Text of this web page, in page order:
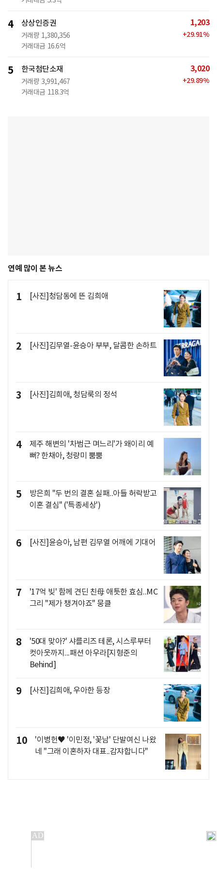
4 상상인증권
거래량 1,380,356
거래대금 16.6억
1,203
+29.91%
5 한국첨단소재
거래량 3,991,467
거래대금 118.3억
3,020
+29.89%
연예 많이 본 뉴스
1 [사진]청담동에 뜬 김희애
2 [사진]김무열-윤승아 부부, 달콤한 손하트
3 [사진]김희애, 청담룩의 정석
4
제주 해변의 '차범근 며느리'가 왜이리 예
뻐? 한채아, 청량미 뿜뿜
5
방은희 "두 번의 결혼 실패..아들 허락받고
이혼 결심" ('특종세상')
6 [사진]윤승아, 남편 김무열 어깨에 기대어
7
'17억 빚' 함께 견딘 친母 애틋한 효심..MC
그리 "제가 챙겨야죠" 뭉클
8
'50대 맞아?' 샤를리즈 테론, 시스루부터
컷아웃까지...패션 아우라[지형준의
Behind]
9 [사진]김희애, 우아한 등장
10
'이병헌♥ '이민정, '꽃남' 단발여신 나왔
네 "그래 이혼하자 대표..감쟈합니다"